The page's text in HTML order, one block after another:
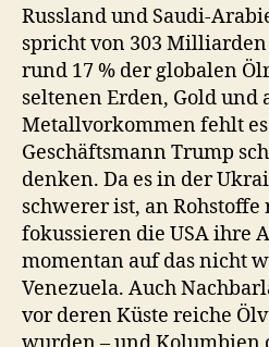
Russland und Saudi-
spricht von 303 Milliarden
rund 17 % der globalen
seltenen Erden, Gold und
Metallvorkommen fehlt
Geschäftsmann Trump
denken. Da es in der
schwerer ist, an
fokussieren die USA ihre
momentan auf das nicht
Venezuela. Auch
vor deren Küste reiche